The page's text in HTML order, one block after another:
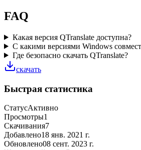
FAQ
Какая версия QTranslate доступна?
С какими версиями Windows
Где безопасно скачать QTranslate?
скачать
Быстрая статистика
СтатусАктивно
Просмотры1
Скачивания7
Добавлено18 янв. 2021 г.
Обновлено08 сент. 2023 г.